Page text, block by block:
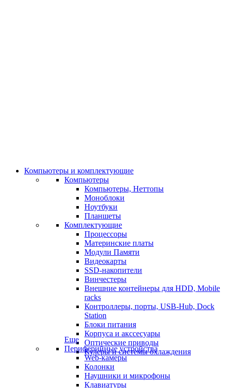
Компьютеры и комплектующие
Компьютеры
Компьютеры, Неттопы
Моноблоки
Ноутбуки
Планшеты
Комплектующие
Процессоры
Материнские платы
Модули Памяти
Видеокарты
SSD-накопители
Винчестеры
Внешние контейнеры для HDD, Mobile
racks
Контроллеры, порты, USB-Hub, Dock
Station
Блоки питания
Корпуса и акссесуары
Оптические приводы
Кулеры и системы охлаждения
Еще
Периферийные устройства
Web-камеры
Колонки
Наушники и микрофоны
Клавиатуры